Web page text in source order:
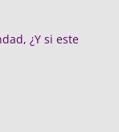
¿Y si este